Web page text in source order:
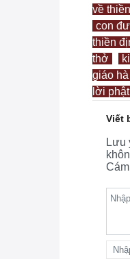
về
con
thiền
thở
giáo
lời
Viết
Lưu